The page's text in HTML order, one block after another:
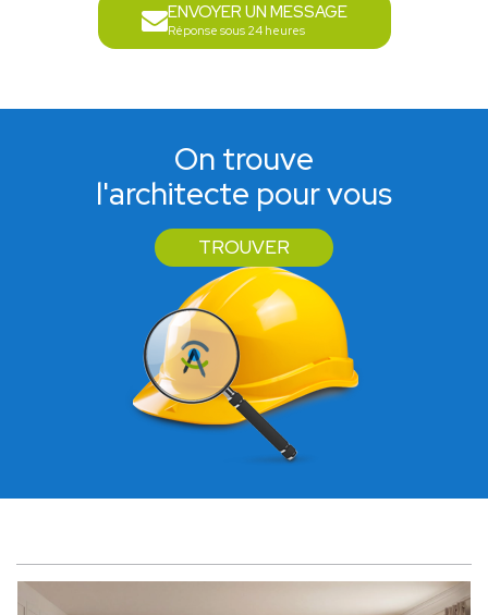
ENVOYER UN MESSAGE
Réponse sous 24 heures
On trouve
l'architecte pour vous
TROUVER